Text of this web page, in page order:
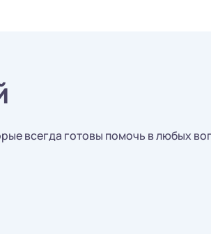
всегда готовы помочь в любых